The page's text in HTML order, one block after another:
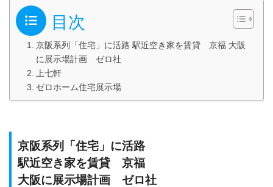
目次
京阪系列「住宅」に活路 駅近空き家を賃貸 京福 大阪
に展示場計画 ゼロ社
上七軒
ゼロホーム住宅展示場
京阪系列「住宅」に活路
駅近空き家を賃貸 京福
大阪に展示場計画 ゼロ社